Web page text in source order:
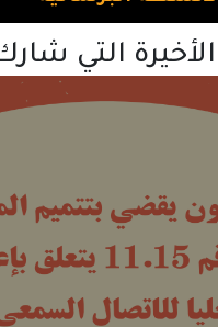
التي